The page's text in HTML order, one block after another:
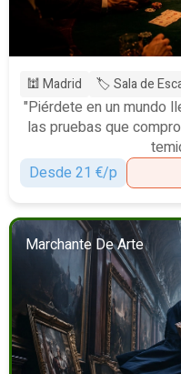
🕍 Madrid 🏷️ Sala de
"Piérdete en un mundo
las pruebas que
Desde 21 €/p
Marchante De Arte